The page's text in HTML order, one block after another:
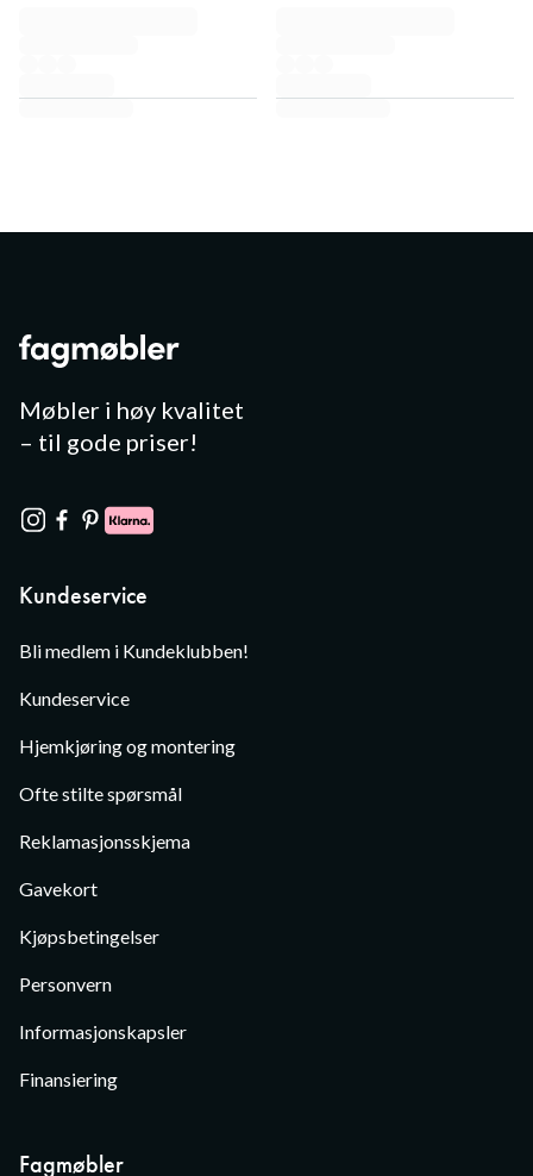
Møbler i høy kvalitet
– til gode priser!
Kundeservice
Bli medlem i Kundeklubben!
Kundeservice
Hjemkjøring og montering
Ofte stilte spørsmål
Reklamasjonsskjema
Gavekort
Kjøpsbetingelser
Personvern
Informasjonskapsler
Finansiering
Fagmøbler